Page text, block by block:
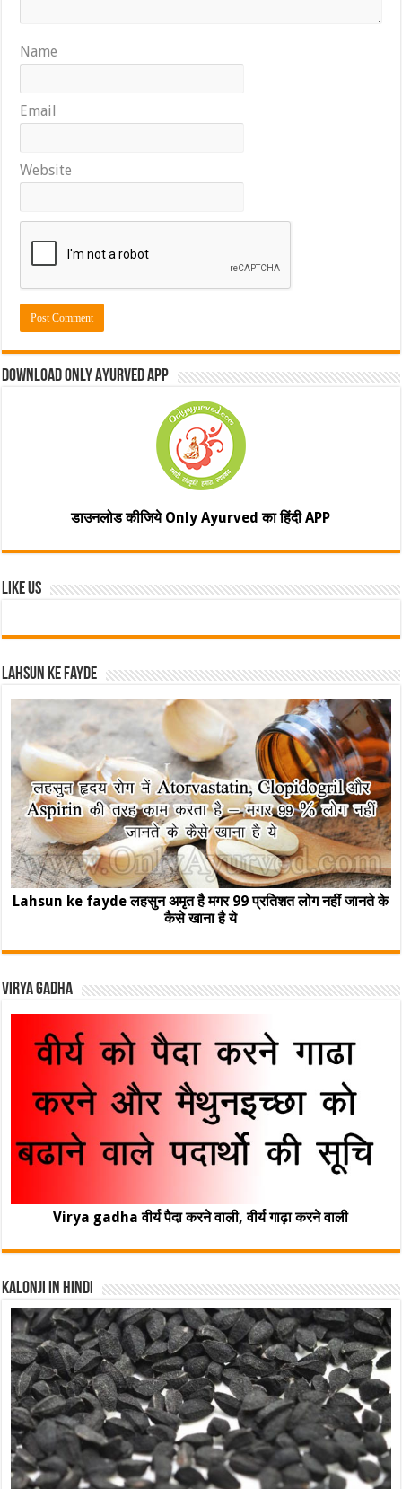
Name
Email
Website
Download Only Ayurved App
डाउनलोड कीजिये Only Ayurved का हिंदी APP
Like Us
Lahsun ke fayde
Lahsun ke fayde लहसुन अमृत है मगर 99 प्रतिशत लोग नहीं जानते के
कैसे खाना है ये
Virya Gadha
Virya gadha वीर्य पैदा करने वाली, वीर्य गाढ़ा करने वाली
Kalonji In Hindi